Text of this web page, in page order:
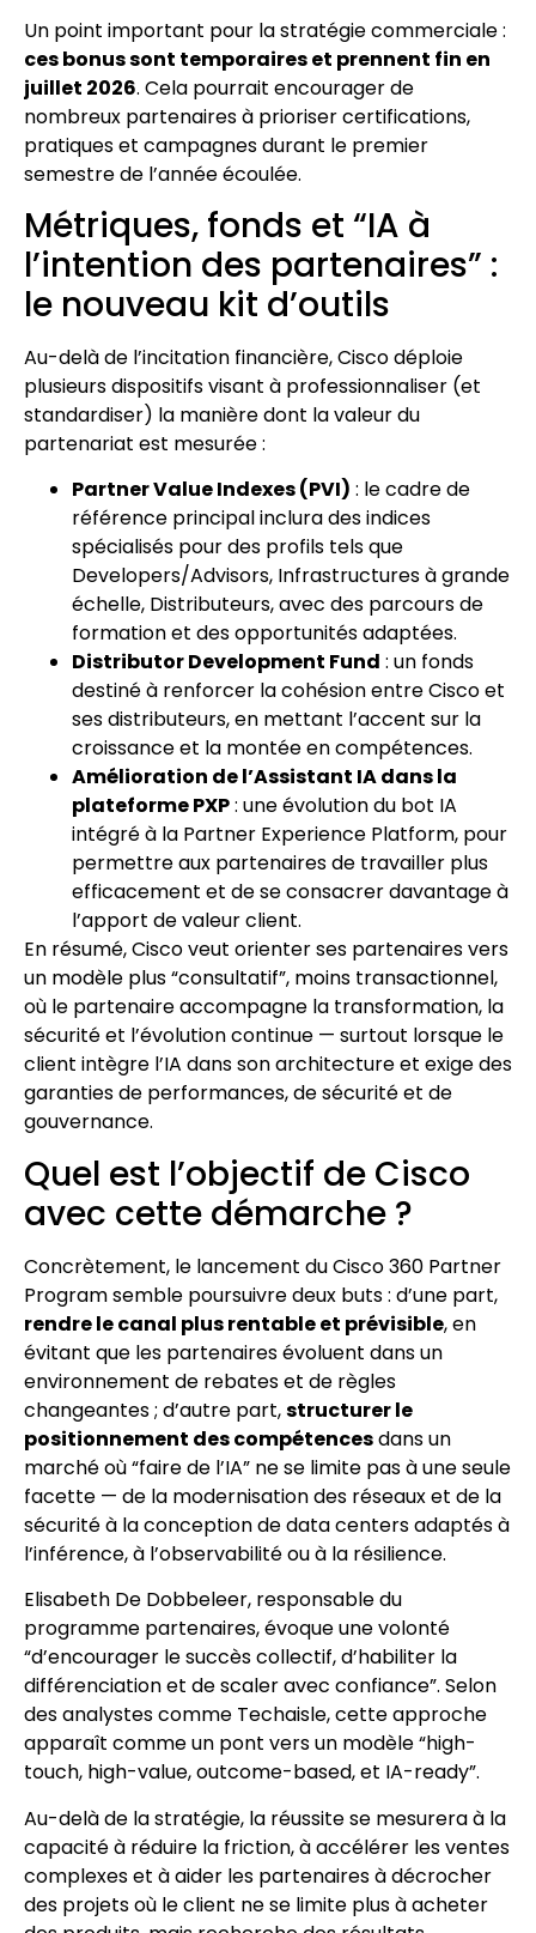
Un point important pour la stratégie commerciale :
ces bonus sont temporaires et prennent fin en
juillet 2026. Cela pourrait encourager de
nombreux partenaires à prioriser certifications,
pratiques et campagnes durant le premier
semestre de l’année écoulée.
Métriques, fonds et “IA à
l’intention des partenaires” :
le nouveau kit d’outils
Au-delà de l’incitation financière, Cisco déploie
plusieurs dispositifs visant à professionnaliser (et
standardiser) la manière dont la valeur du
partenariat est mesurée :
Partner Value Indexes (PVI) : le cadre de
référence principal inclura des indices
spécialisés pour des profils tels que
Developers/Advisors, Infrastructures à grande
échelle, Distributeurs, avec des parcours de
formation et des opportunités adaptées.
Distributor Development Fund : un fonds
destiné à renforcer la cohésion entre Cisco et
ses distributeurs, en mettant l’accent sur la
croissance et la montée en compétences.
Amélioration de l’Assistant IA dans la
plateforme PXP: une évolution du bot IA
intégré à la Partner Experience Platform, pour
permettre aux partenaires de travailler plus
efficacement et de se consacrer davantage à
l’apport de valeur client.
En résumé, Cisco veut orienter ses partenaires vers
un modèle plus “consultatif”, moins transactionnel,
où le partenaire accompagne la transformation, la
sécurité et l’évolution continue — surtout lorsque le
client intègre l’IA dans son architecture et exige des
garanties de performances, de sécurité et de
gouvernance.
Quel est l’objectif de Cisco
avec cette démarche ?
Concrètement, le lancement du Cisco 360 Partner
Program semble poursuivre deux buts : d’une part,
rendre le canal plus rentable et prévisible, en
évitant que les partenaires évoluent dans un
environnement de rebates et de règles
changeantes ; d’autre part,structurer le
positionnement des compétencesdans un
marché où “faire de l’IA” ne se limite pas à une seule
facette — de la modernisation des réseaux et de la
sécurité à la conception de data centers adaptés à
l’inférence, à l’observabilité ou à la résilience.
Elisabeth De Dobbeleer, responsable du
programme partenaires, évoque une volonté
“d’encourager le succès collectif, d’habiliter la
différenciation et de scaler avec confiance”. Selon
des analystes comme Techaisle, cette approche
apparaît comme un pont vers un modèle “high-
touch, high-value, outcome-based, et IA-ready”.
Au-delà de la stratégie, la réussite se mesurera à la
capacité à réduire la friction, à accélérer les ventes
complexes et à aider les partenaires à décrocher
des projets où le client ne se limite plus à acheter